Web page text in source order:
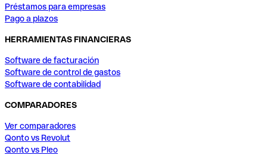
Préstamos para empresas
Pago a plazos
HERRAMIENTAS FINANCIERAS
Software de facturación
Software de control de gastos
Software de contabilidad
COMPARADORES
Ver comparadores
Qonto vs Revolut
Qonto vs Pleo